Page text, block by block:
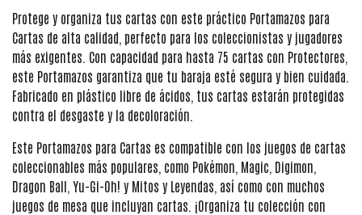
Protege y organiza tus cartas con este práctico Portamazos para
Cartas de alta calidad, perfecto para los coleccionistas y jugadores
más exigentes. Con capacidad para hasta 75 cartas con Protectores,
este Portamazos garantiza que tu baraja esté segura y bien cuidada.
Fabricado en plástico libre de ácidos, tus cartas estarán protegidas
contra el desgaste y la decoloración.
Este Portamazos para Cartas es compatible con los juegos de cartas
coleccionables más populares, como Pokémon, Magic, Digimon,
Dragon Ball, Yu-Gi-Oh! y Mitos y Leyendas, así como con muchos
juegos de mesa que incluyan cartas. ¡Organiza tu colección con